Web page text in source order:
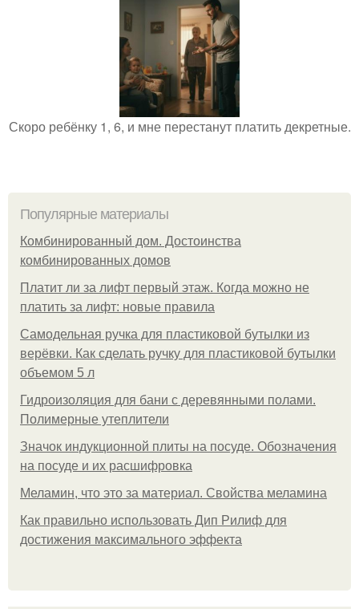
Скоро ребёнку 1, 6, и мне перестанут платить декретные.
Популярные материалы
Комбинированный дом. Достоинства
комбинированных домов
Платит ли за лифт первый этаж. Когда можно не
платить за лифт: новые правила
Самодельная ручка для пластиковой бутылки из
верёвки. Как сделать ручку для пластиковой бутылки
объемом 5 л
Гидроизоляция для бани с деревянными полами.
Полимерные утеплители
Значок индукционной плиты на посуде. Обозначения
на посуде и их расшифровка
Меламин, что это за материал. Свойства меламина
Как правильно использовать Дип Рилиф для
достижения максимального эффекта